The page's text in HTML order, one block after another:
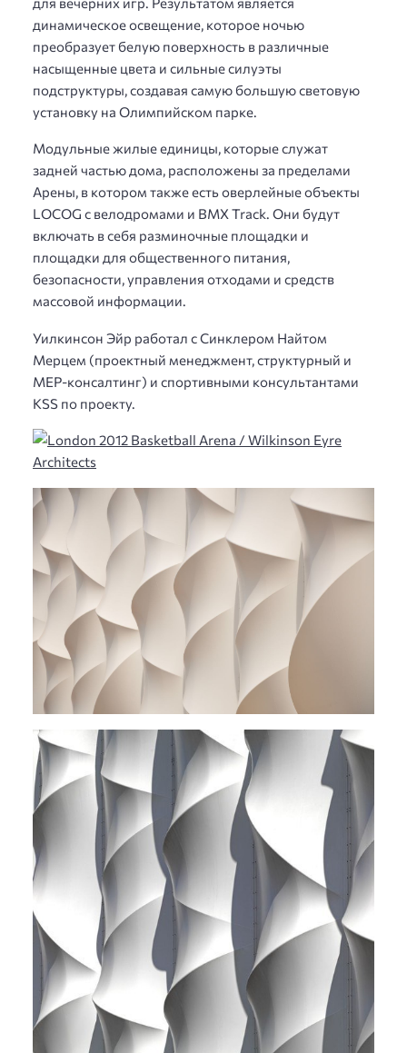
динамическое освещение, которое ночью
преобразует белую поверхность в различные
насыщенные цвета и сильные силуэты
подструктуры, создавая самую большую световую
установку на Олимпийском парке.
Модульные жилые единицы, которые служат
задней частью дома, расположены за пределами
Арены, в котором также есть оверлейные объекты
LOCOG с велодромами и BMX Track. Они будут
включать в себя разминочные площадки и
площадки для общественного питания,
безопасности, управления отходами и средств
массовой информации.
Уилкинсон Эйр работал с Синклером Найтом
Мерцем (проектный менеджмент, структурный и
MEP-консалтинг) и спортивными консультантами
KSS по проекту.